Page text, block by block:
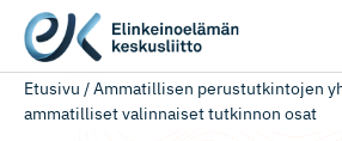
Etusivu /Ammatillisen perustutkintojen
ammatilliset valinnaiset tutkinnon osat